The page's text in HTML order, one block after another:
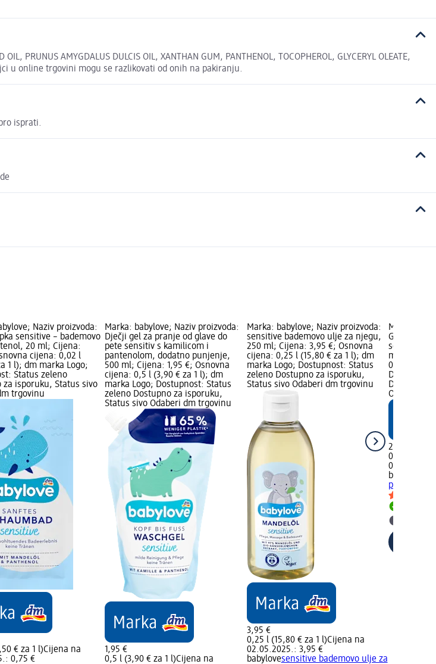
PRUNUS AMYGDALUS DULCIS OIL, XANTHAN GUM, PANTHENOL, TOCOPHEROL, GLYCERYL OLEATE,
u online trgovini mogu se razlikovati od onih na pakiranju.
isprati.
Naziv proizvoda:
sensitive – bademovo
20 ml; Cijena:
cijena: 0,02 l
1 l); dm marka Logo;
Status zeleno
za isporuku, Status sivo
trgovinu
€ za 1 l)Cijena na
0,75 €
Marka: babylove; Naziv proizvoda:
Dječji gel za pranje od glave do
pete sensitiv s kamilicom i
pantenolom, dodatno punjenje,
500 ml; Cijena: 1,95 €; Osnovna
cijena: 0,5 l (3,90 € za 1 l); dm
marka Logo; Dostupnost: Status
zeleno Dostupno za isporuku,
Status sivo Odaberi dm trgovinu
1,95 €
0,5 l (3,90 € za 1 l)Cijena na
Marka: babylove; Naziv proizvoda:
sensitive bademovo ulje za njegu,
250 ml; Cijena: 3,95 €; Osnovna
cijena: 0,25 l (15,80 € za 1 l); dm
marka Logo; Dostupnost: Status
zeleno Dostupno za isporuku,
Status sivo Odaberi dm trgovinu
3,95 €
0,25 l (15,80 € za 1 l)Cijena na
02.05.2025.: 3,95 €
babylovesensitive bademovo ulje za
Marka:
Gel za
sensitive -
ml; Cijena:
0,5 l (4,50
Dostupno
Odaberi
2,25 €
0,5 l (4,50
babylove
pete